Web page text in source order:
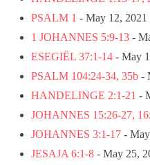
PSALM 1 - May 12, 2021
1 JOHANNES 5:9-13 -
ESEGIËL 37:1-14 - May
PSALM 104:24-34, 35b -
HANDELINGE 2:1-21 -
JOHANNES 15:26-27,
JOHANNES 3:1-17 -
JESAJA 6:1-8 - May 25,